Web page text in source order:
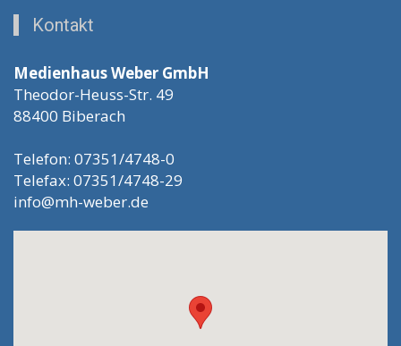
Kontakt
Medienhaus Weber GmbH
Theodor-Heuss-Str. 49
88400 Biberach
Telefon: 07351/4748-0
Telefax: 07351/4748-29
info@mh-weber.de